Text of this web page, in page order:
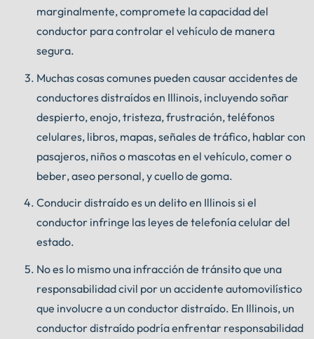
marginalmente, compromete la capacidad del
conductor para controlar el vehículo de manera
segura.
Muchas cosas comunes pueden causar accidentes de
conductores distraídos en Illinois, incluyendo soñar
despierto, enojo, tristeza, frustración, teléfonos
celulares, libros, mapas, señales de tráfico, hablar con
pasajeros, niños o mascotas en el vehículo, comer o
beber, aseo personal, y cuello de goma.
Conducir distraído es un delito en Illinois si el
conductor infringe las leyes de telefonía celular del
estado.
No es lo mismo una infracción de tránsito que una
responsabilidad civil por un accidente automovilístico
que involucre a un conductor distraído. En Illinois, un
conductor distraído podría enfrentar responsabilidad